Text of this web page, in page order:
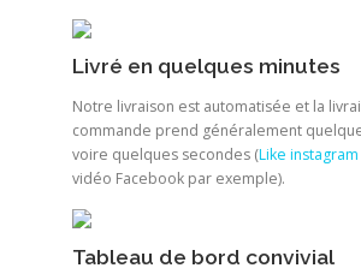
Livré en quelques minutes
Notre livraison est automatisée et la
commande prend généralement
voire quelques secondes (Like instagram
vidéo Facebook par exemple).
Tableau de bord convivial